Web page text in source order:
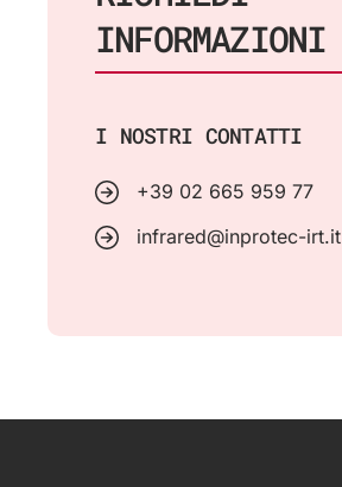
INFORMAZIONI
I NOSTRI CONTATTI
+39 02 665 959 77
infrared@inprotec-irt.it